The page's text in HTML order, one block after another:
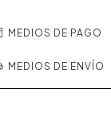
MEDIOS DE PAGO
MEDIOS DE ENVÍO